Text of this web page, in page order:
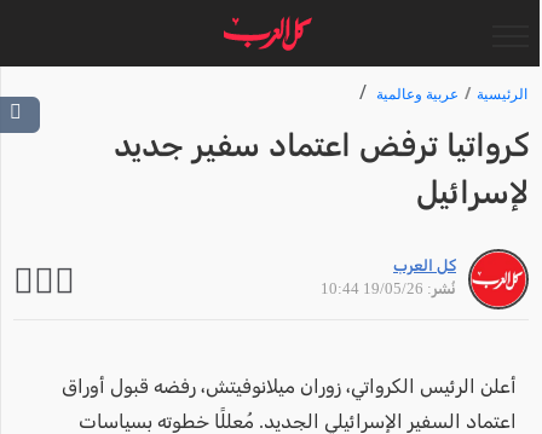
الرئيسية عربية وعالمية
كرواتيا ترفض اعتماد سفير جديد
لإسرائيل
كل العرب
نُشر: 19/05/26 10:44
أعلن الرئيس الكرواتي، زوران ميلانوفيتش، رفضه قبول أوراق
اعتماد السفير الإسرائيلي الجديد. مُعللًا خطوته بسياسات